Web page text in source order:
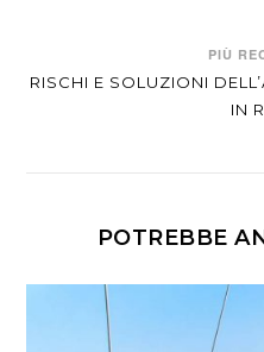
PIÙ
RISCHI E SOLUZIONI
IN
POTREBBE